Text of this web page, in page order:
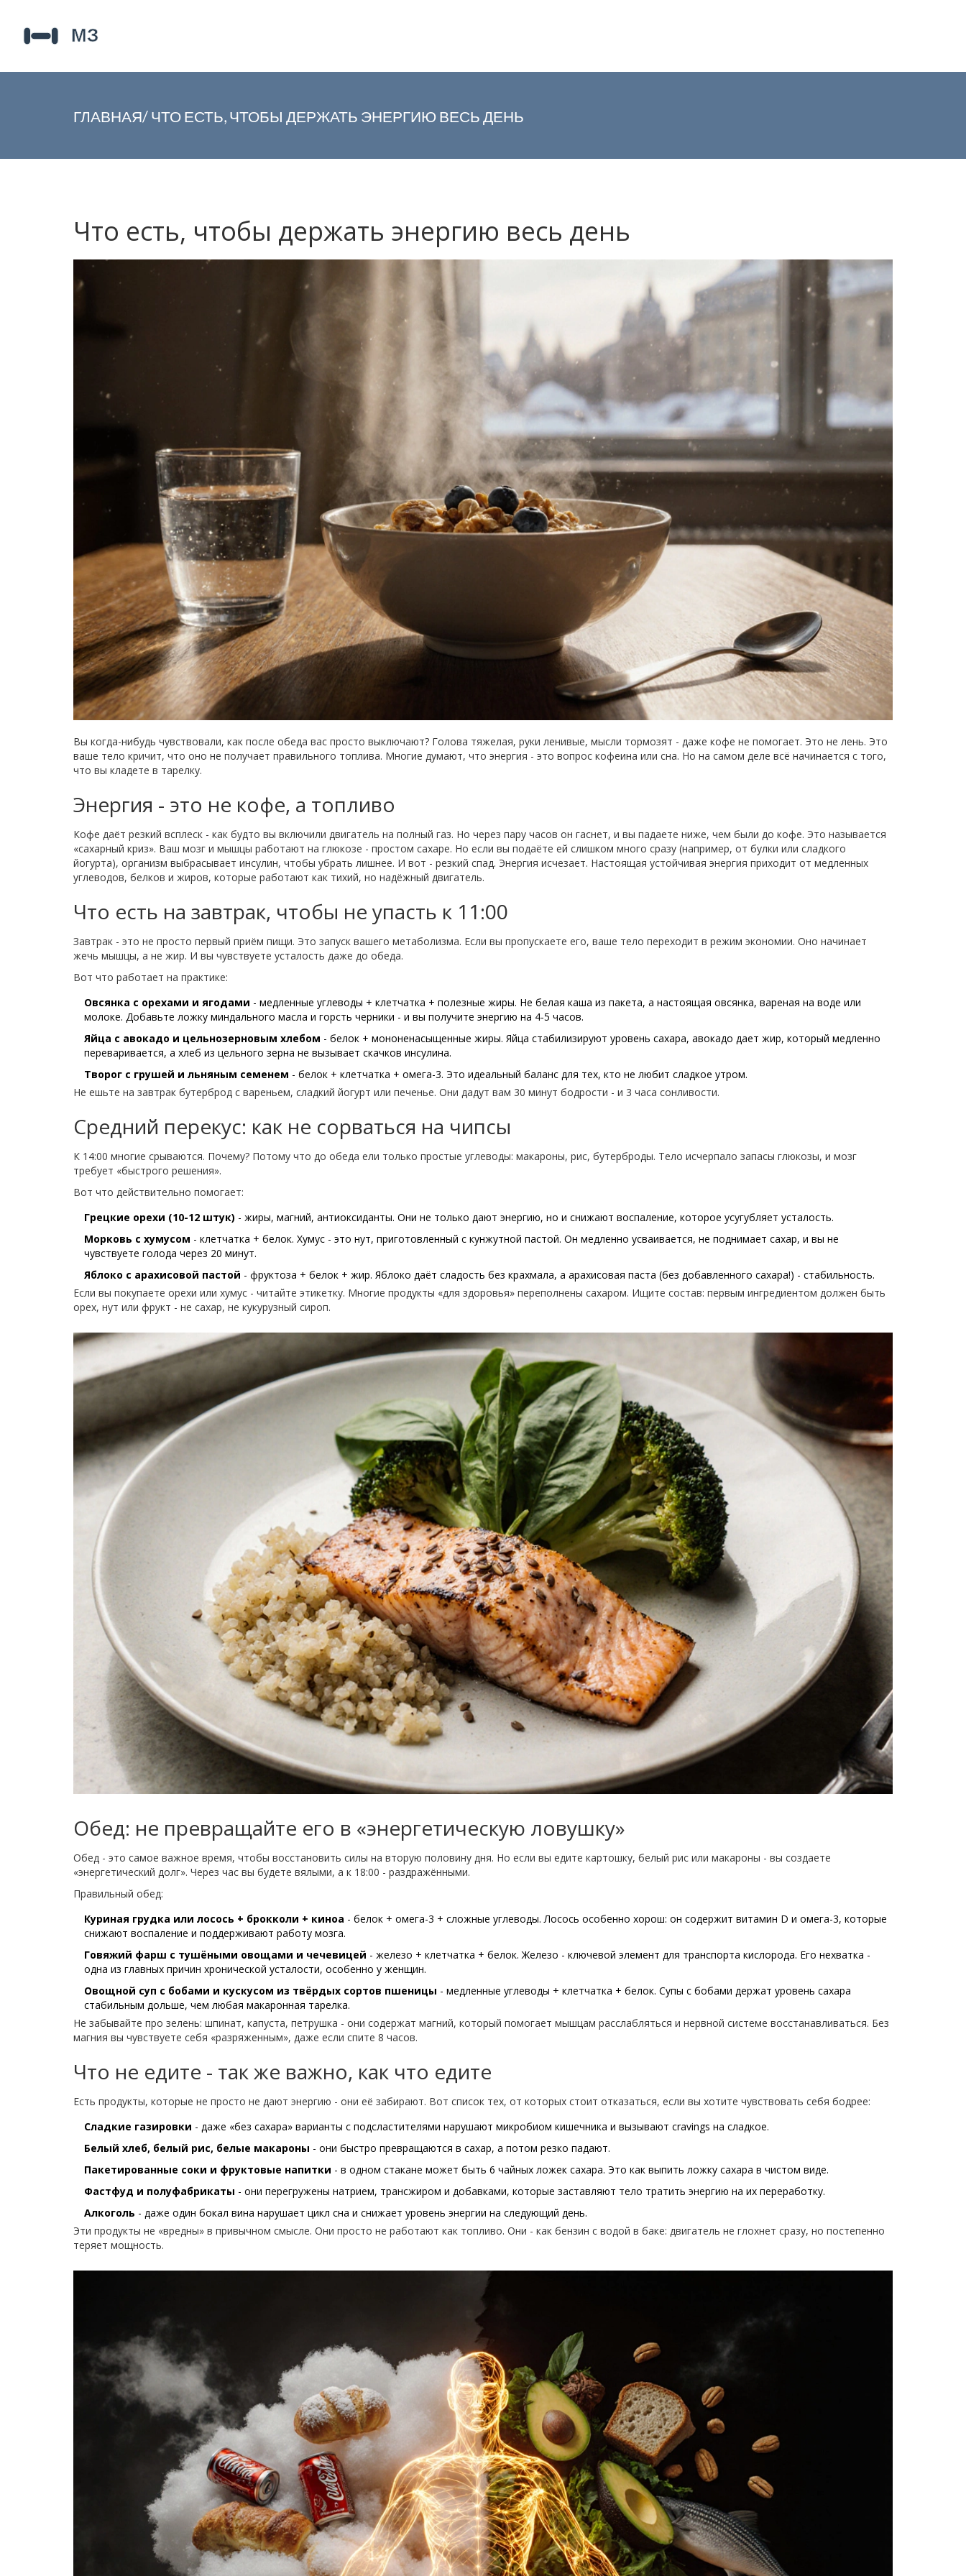
ГЛАВНАЯ/ ЧТО ЕСТЬ, ЧТОБЫ ДЕРЖАТЬ ЭНЕРГИЮ ВЕСЬ ДЕНЬ
Что есть, чтобы держать энергию весь день
Вы когда-нибудь чувствовали, как после обеда вас просто выключают? Голова тяжелая, руки ленивые, мысли тормозят - даже кофе не помогает. Это не лень. Это
ваше тело кричит, что оно не получает правильного топлива. Многие думают, что энергия - это вопрос кофеина или сна. Но на самом деле всё начинается с того,
что вы кладете в тарелку.
Энергия - это не кофе, а топливо
Кофе даёт резкий всплеск - как будто вы включили двигатель на полный газ. Но через пару часов он гаснет, и вы падаете ниже, чем были до кофе. Это называется
«сахарный криз». Ваш мозг и мышцы работают на глюкозе - простом сахаре. Но если вы подаёте ей слишком много сразу (например, от булки или сладкого
йогурта), организм выбрасывает инсулин, чтобы убрать лишнее. И вот - резкий спад. Энергия исчезает. Настоящая устойчивая энергия приходит от медленных
углеводов, белков и жиров, которые работают как тихий, но надёжный двигатель.
Что есть на завтрак, чтобы не упасть к 11:00
Завтрак - это не просто первый приём пищи. Это запуск вашего метаболизма. Если вы пропускаете его, ваше тело переходит в режим экономии. Оно начинает
жечь мышцы, а не жир. И вы чувствуете усталость даже до обеда.
Вот что работает на практике:
Овсянка с орехами и ягодами - медленные углеводы + клетчатка + полезные жиры. Не белая каша из пакета, а настоящая овсянка, вареная на воде или
молоке. Добавьте ложку миндального масла и горсть черники - и вы получите энергию на 4-5 часов.
Яйца с авокадо и цельнозерновым хлебом - белок + мононенасыщенные жиры. Яйца стабилизируют уровень сахара, авокадо дает жир, который медленно
переваривается, а хлеб из цельного зерна не вызывает скачков инсулина.
Творог с грушей и льняным семенем - белок + клетчатка + омега-3. Это идеальный баланс для тех, кто не любит сладкое утром.
Не ешьте на завтрак бутерброд с вареньем, сладкий йогурт или печенье. Они дадут вам 30 минут бодрости - и 3 часа сонливости.
Средний перекус: как не сорваться на чипсы
К 14:00 многие срываются. Почему? Потому что до обеда ели только простые углеводы: макароны, рис, бутерброды. Тело исчерпало запасы глюкозы, и мозг
требует «быстрого решения».
Вот что действительно помогает:
Грецкие орехи (10-12 штук) - жиры, магний, антиоксиданты. Они не только дают энергию, но и снижают воспаление, которое усугубляет усталость.
Морковь с хумусом - клетчатка + белок. Хумус - это нут, приготовленный с кунжутной пастой. Он медленно усваивается, не поднимает сахар, и вы не
чувствуете голода через 20 минут.
Яблоко с арахисовой пастой - фруктоза + белок + жир. Яблоко даёт сладость без крахмала, а арахисовая паста (без добавленного сахара!) - стабильность.
Если вы покупаете орехи или хумус - читайте этикетку. Многие продукты «для здоровья» переполнены сахаром. Ищите состав: первым ингредиентом должен быть
орех, нут или фрукт - не сахар, не кукурузный сироп.
Обед: не превращайте его в «энергетическую ловушку»
Обед - это самое важное время, чтобы восстановить силы на вторую половину дня. Но если вы едите картошку, белый рис или макароны - вы создаете
«энергетический долг». Через час вы будете вялыми, а к 18:00 - раздражёнными.
Правильный обед:
Куриная грудка или лосось + брокколи + киноа - белок + омега-3 + сложные углеводы. Лосось особенно хорош: он содержит витамин D и омега-3, которые
снижают воспаление и поддерживают работу мозга.
Говяжий фарш с тушёными овощами и чечевицей - железо + клетчатка + белок. Железо - ключевой элемент для транспорта кислорода. Его нехватка -
одна из главных причин хронической усталости, особенно у женщин.
Овощной суп с бобами и кускусом из твёрдых сортов пшеницы - медленные углеводы + клетчатка + белок. Супы с бобами держат уровень сахара
стабильным дольше, чем любая макаронная тарелка.
Не забывайте про зелень: шпинат, капуста, петрушка - они содержат магний, который помогает мышцам расслабляться и нервной системе восстанавливаться. Без
магния вы чувствуете себя «разряженным», даже если спите 8 часов.
Что не едите - так же важно, как что едите
Есть продукты, которые не просто не дают энергию - они её забирают. Вот список тех, от которых стоит отказаться, если вы хотите чувствовать себя бодрее:
Сладкие газировки - даже «без сахара» варианты с подсластителями нарушают микробиом кишечника и вызывают cravings на сладкое.
Белый хлеб, белый рис, белые макароны - они быстро превращаются в сахар, а потом резко падают.
Пакетированные соки и фруктовые напитки - в одном стакане может быть 6 чайных ложек сахара. Это как выпить ложку сахара в чистом виде.
Фастфуд и полуфабрикаты - они перегружены натрием, трансжиром и добавками, которые заставляют тело тратить энергию на их переработку.
Алкоголь - даже один бокал вина нарушает цикл сна и снижает уровень энергии на следующий день.
Эти продукты не «вредны» в привычном смысле. Они просто не работают как топливо. Они - как бензин с водой в баке: двигатель не глохнет сразу, но постепенно
теряет мощность.